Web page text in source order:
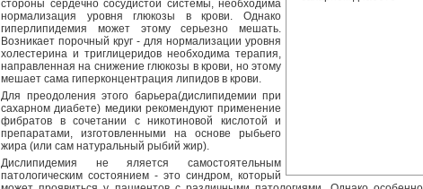
стороны сердечно сосудистой системы, необходима
нормализация уровня глюкозы в крови. Однако
гиперлипидемия может этому серьезно мешать.
Возникает порочный круг - для нормализации уровня
холестерина и триглицеридов необходима терапия,
направленная на снижение глюкозы в крови, но этому
мешает сама гиперконцентрация липидов в крови.
Для преодоления этого барьера(дислипидемии при
сахарном диабете) медики рекомендуют применение
фибратов в сочетании с никотиновой кислотой и
препаратами, изготовленными на основе рыбьего
жира (или сам натуральный рыбий жир).
Дислипидемия не яляется самостоятельным
патологическим состоянием - это синдром, который